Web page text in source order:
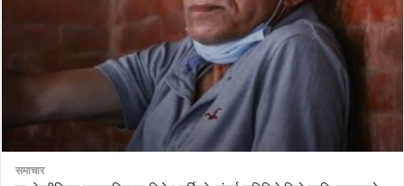
समाचार